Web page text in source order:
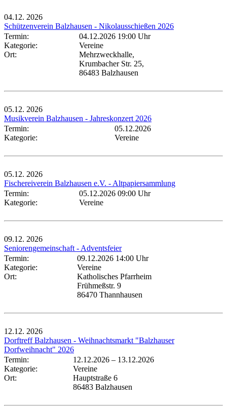
04.12. 2026
Schützenverein Balzhausen - Nikolausschießen 2026
Termin:
04.12.2026 19:00 Uhr
Kategorie:
Vereine
Ort:
Mehrzweckhalle,
Krumbacher Str. 25,
86483 Balzhausen
05.12. 2026
Musikverein Balzhausen - Jahreskonzert 2026
Termin:
05.12.2026
Kategorie:
Vereine
05.12. 2026
Fischereiverein Balzhausen e.V. - Altpapiersammlung
Termin:
05.12.2026 09:00 Uhr
Kategorie:
Vereine
09.12. 2026
Seniorengemeinschaft - Adventsfeier
Termin:
09.12.2026 14:00 Uhr
Kategorie:
Vereine
Ort:
Katholisches Pfarrheim
Frühmeßstr. 9
86470 Thannhausen
12.12. 2026
Dorftreff Balzhausen - Weihnachtsmarkt "Balzhauser
Dorfweihnacht" 2026
Termin:
12.12.2026 – 13.12.2026
Kategorie:
Vereine
Ort:
Hauptstraße 6
86483 Balzhausen